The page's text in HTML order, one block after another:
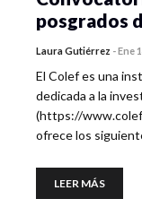
posgrados
Laura Gutiérrez -Ene
El Colef es una
dedicada a la
(https://
ofrece los
LEER MÁS